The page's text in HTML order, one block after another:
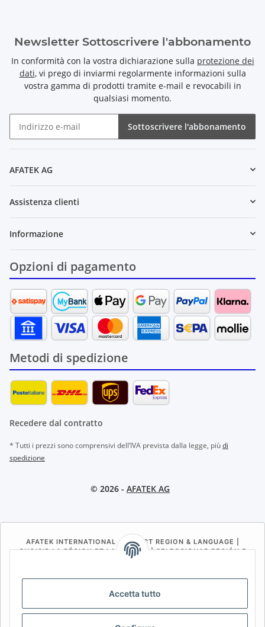
Accetta tutto
Newsletter Sottoscrivere l'abbonamento
In conformità con la vostra dichiarazione sulla protezione dei
dati, vi prego di inviarmi regolarmente informazioni sulla
vostra gamma di prodotti tramite e-mail e revocabili in
qualsiasi momento.
Sottoscrivere l'abbonamento
AFATEK AG
Assistenza clienti
Informazione
Opzioni di pagamento
Metodi di spedizione
Recedere dal contratto
* Tutti i prezzi sono comprensivi dell’IVA prevista dalla legge, piùdi
spedizione
© 2026 - AFATEK AG
AFATEK INTERNATIONAL – SELECT REGION & LANGUAGE |
CHOISIR LA RÉGION ET LA LANGUE | SELECCIONAR REGIÓN E
IDIOMA